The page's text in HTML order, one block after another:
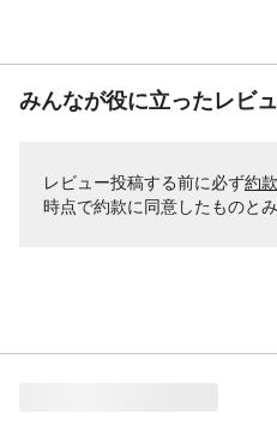
みんなが役に立ったレビ
レビュー投稿する前に必ず約款
時点で約款に同意したものとみ